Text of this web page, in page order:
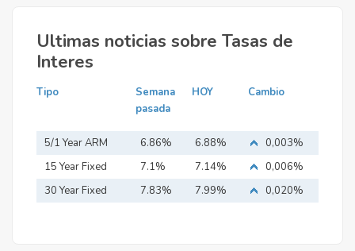
Ultimas noticias sobre Tasas de
Interes
Tipo
Semana
pasada
HOY Cambio
5/1 Year ARM 6.86% 6.88%
0,003%
15 Year Fixed
Mortgage
7.1% 7.14%
0,006%
30 Year Fixed
7.83% 7.99% 0,020%